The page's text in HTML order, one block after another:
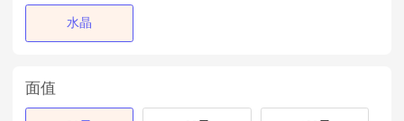
水晶
面值